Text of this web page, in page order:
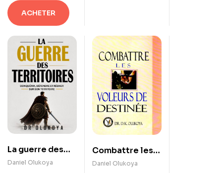
ACHETER
La guerre des
territoires
Daniel Olukoya
Combattre les
voleurs de
Daniel Olukoya